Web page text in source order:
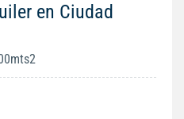
en Ciudad